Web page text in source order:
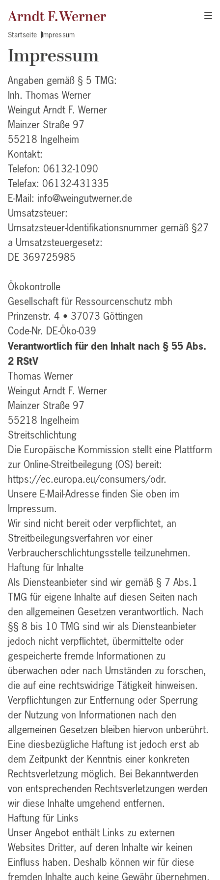
Startseite Impressum
Impressum
Angaben gemäß § 5 TMG:
Inh. Thomas Werner
Weingut Arndt F. Werner
Mainzer Straße 97
55218 Ingelheim
Kontakt:
Telefon: 06132-1090
Telefax: 06132-431335
E-Mail: info@weingutwerner.de
Umsatzsteuer:
Umsatzsteuer-Identifikationsnummer gemäß §27
a Umsatzsteuergesetz:
DE 369725985
Ökokontrolle
Gesellschaft für Ressourcenschutz mbh
Prinzenstr. 4 • 37073 Göttingen
Code-Nr. DE-Öko-039
Verantwortlich für den Inhalt nach § 55 Abs.
2 RStV
Thomas Werner
Weingut Arndt F. Werner
Mainzer Straße 97
55218 Ingelheim
Streitschlichtung
Die Europäische Kommission stellt eine Plattform
zur Online-Streitbeilegung (OS) bereit:
https://ec.europa.eu/consumers/odr.
Unsere E-Mail-Adresse finden Sie oben im
Impressum.
Wir sind nicht bereit oder verpflichtet, an
Streitbeilegungsverfahren vor einer
Verbraucherschlichtungsstelle teilzunehmen.
Haftung für Inhalte
Als Diensteanbieter sind wir gemäß § 7 Abs.1
TMG für eigene Inhalte auf diesen Seiten nach
den allgemeinen Gesetzen verantwortlich. Nach
§§ 8 bis 10 TMG sind wir als Diensteanbieter
jedoch nicht verpflichtet, übermittelte oder
gespeicherte fremde Informationen zu
überwachen oder nach Umständen zu forschen,
die auf eine rechtswidrige Tätigkeit hinweisen.
Verpflichtungen zur Entfernung oder Sperrung
der Nutzung von Informationen nach den
allgemeinen Gesetzen bleiben hiervon unberührt.
Eine diesbezügliche Haftung ist jedoch erst ab
dem Zeitpunkt der Kenntnis einer konkreten
Rechtsverletzung möglich. Bei Bekanntwerden
von entsprechenden Rechtsverletzungen werden
wir diese Inhalte umgehend entfernen.
Haftung für Links
Unser Angebot enthält Links zu externen
Websites Dritter, auf deren Inhalte wir keinen
Einfluss haben. Deshalb können wir für diese
fremden Inhalte auch keine Gewähr übernehmen.